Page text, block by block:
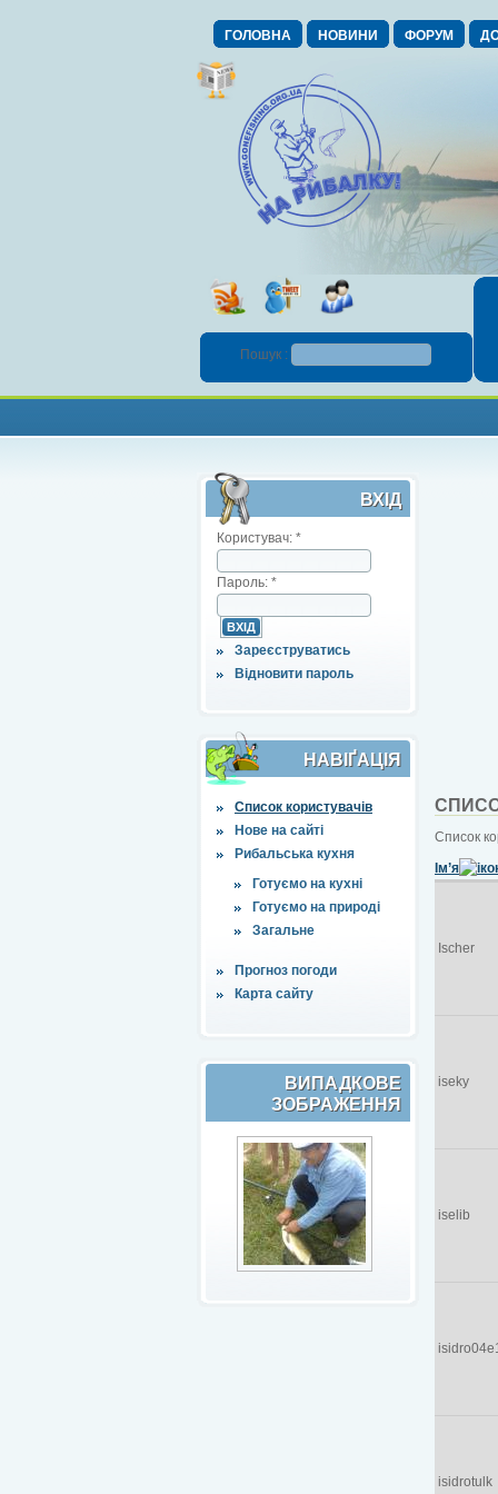
ГОЛОВНА НОВИНИ ФОРУМ
Пошук :
ВХІД
Користувач: *
Пароль: *
Зареєструватись
Відновити пароль
НАВІҐАЦІЯ
Список користувачів
Нове на сайті
Рибальська кухня
Готуємо на кухні
Готуємо на природі
Загальне
Прогноз погоди
Карта сайту
ВИПАДКОВЕ
ЗОБРАЖЕННЯ
Список
Ім’я
Ischer
iseky
iselib
isidrotulk